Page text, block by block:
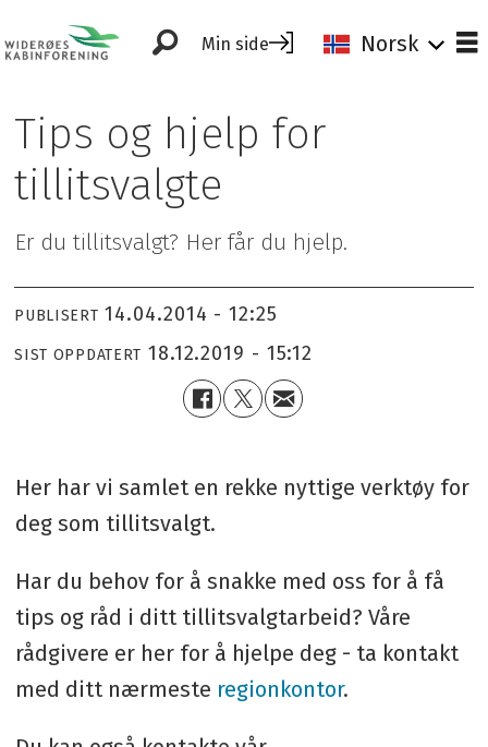
Min side Norsk
Tips og hjelp for
tillitsvalgte
Er du tillitsvalgt? Her får du hjelp.
PUBLISERT 14.04.2014 - 12:25
SIST OPPDATERT 18.12.2019 - 15:12
Her har vi samlet en rekke nyttige verktøy for
deg som tillitsvalgt.
Har du behov for å snakke med oss for å få
tips og råd i ditt tillitsvalgtarbeid? Våre
rådgivere er her for å hjelpe deg - ta kontakt
med ditt nærmeste regionkontor.